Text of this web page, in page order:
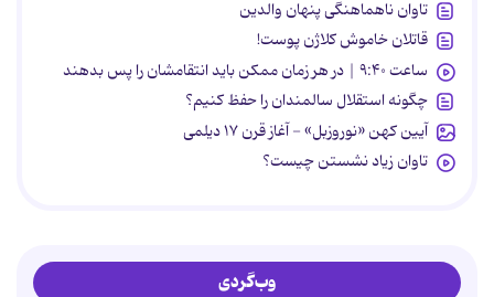
تاوان ناهماهنگی پنهان والدین
قاتلان خاموش کلاژن پوست!
ساعت ۹:۴۰ | در هر زمان ممکن باید انتقامشان را پس بدهند
چگونه استقلال سالمندان را حفظ کنیم؟
آیین کهن «نوروزبل» - آغاز قرن ۱۷ دیلمی
تاوان زیاد نشستن چیست؟
وب‌گردی